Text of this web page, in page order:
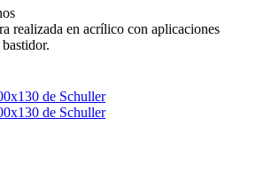
realizada en acrílico con aplicaciones